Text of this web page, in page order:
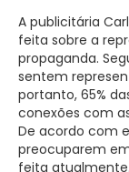
A publicitária
feita sobre a
propaganda.
sentem
portanto, 65%
conexões com
De acordo com
preocuparem
feita atualmente.